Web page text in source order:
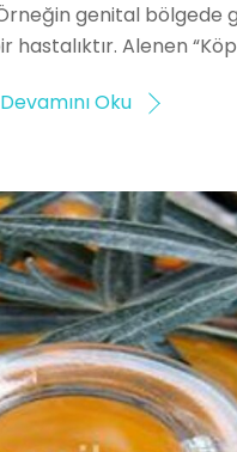
genital bölgede
Alenen
Devamını Oku